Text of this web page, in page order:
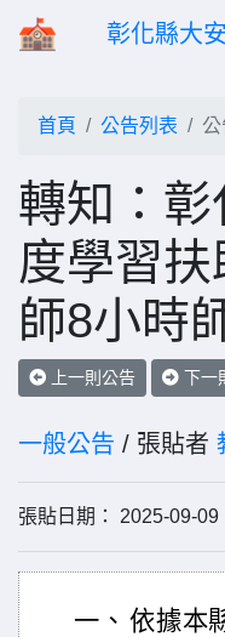
彰化縣大
首頁 公告列表
轉知：
度學習
師8小時
上一則公告 下一
一般公告 / 張貼者
張貼日期： 2025-09-
一、 依據本